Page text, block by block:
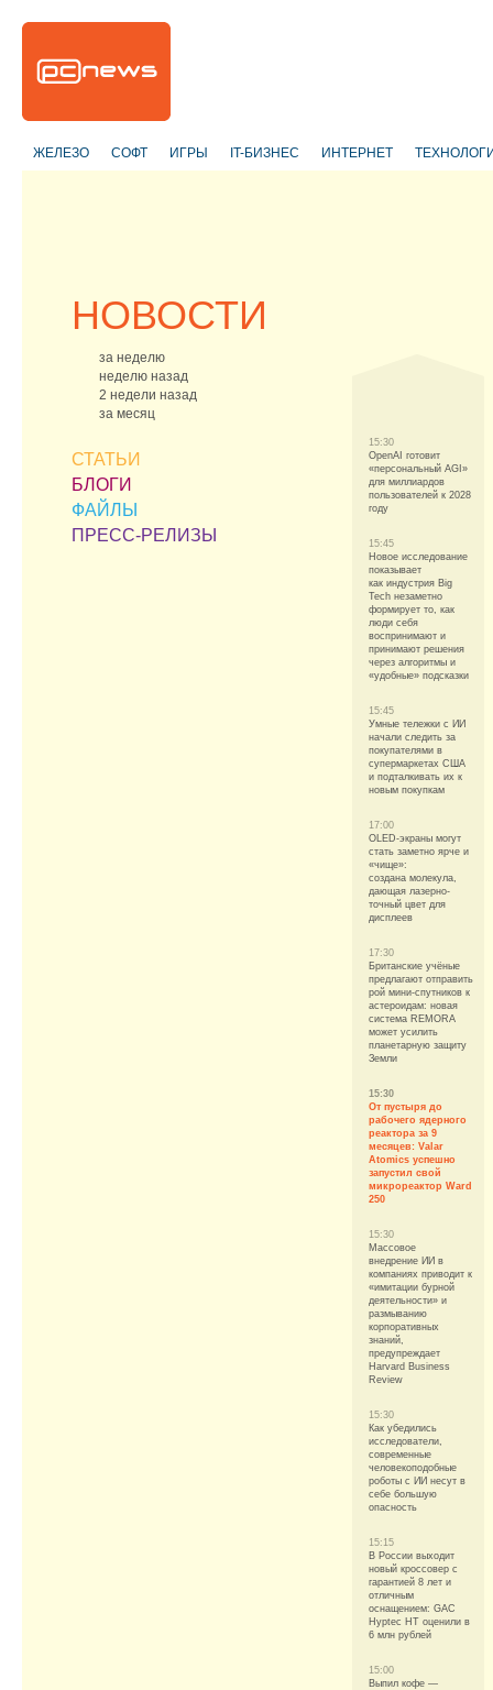
ЖЕЛЕЗО СОФТ ИГРЫ IT-БИЗНЕС ИНТЕРНЕТ
НОВОСТИ
за неделю
неделю назад
2 недели назад
за месяц
СТАТЬИ
БЛОГИ
ФАЙЛЫ
ПРЕСС-РЕЛИЗЫ
15:30
OpenAI готовит
«персональный AGI»
для миллиардов
пользователей к 2028
году
15:45
Новое исследование
показывает
как индустрия Big
Tech незаметно
формирует то, как
люди себя
воспринимают и
принимают решения
через алгоритмы и
«удобные» подсказки
15:45
Умные тележки с ИИ
начали следить за
покупателями в
супермаркетах США
и подталкивать их к
новым покупкам
17:00
OLED-экраны могут
стать заметно ярче и
«чище»:
создана молекула,
дающая лазерно-
точный цвет для
дисплеев
17:30
Британские учёные
предлагают отправить
рой мини-спутников к
астероидам: новая
система REMORA
может усилить
планетарную защиту
Земли
15:30
От пустыря до
рабочего ядерного
реактора за 9
месяцев: Valar
Atomics успешно
запустил свой
микрореактор Ward
250
15:30
Массовое
внедрение ИИ в
компаниях приводит к
«имитации бурной
деятельности» и
размыванию
корпоративных
знаний,
предупреждает
Harvard Business
Review
15:30
Как убедились
исследователи,
современные
человекоподобные
роботы с ИИ несут в
себе большую
опасность
15:15
В России выходит
новый кроссовер с
гарантией 8 лет и
отличным
оснащением: GAC
Hyptec HT оценили в
6 млн рублей
15:00
Выпил кофе —